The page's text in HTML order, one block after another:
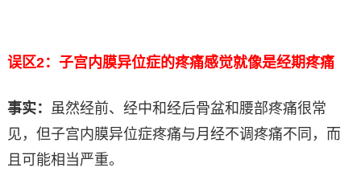
误区2：子宫内膜异位症的疼痛感觉就像是经期疼痛
事实：
虽然经前、经中和经后骨盆和腰部疼痛很常
见，但子宫内膜异位症疼痛与月经不调疼痛不同，而
且可能相当严重。